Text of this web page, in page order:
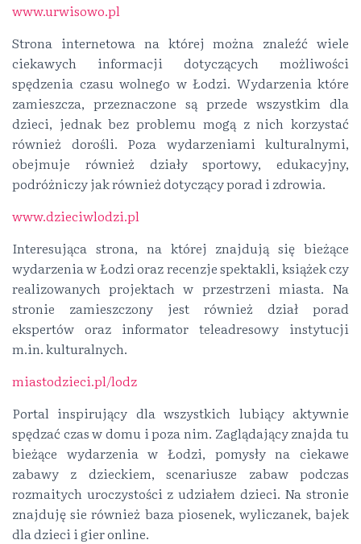
www.urwisowo.pl
Strona internetowa na której można znaleźć wiele
ciekawych informacji dotyczących możliwości
spędzenia czasu wolnego w Łodzi. Wydarzenia które
zamieszcza, przeznaczone są przede wszystkim dla
dzieci, jednak bez problemu mogą z nich korzystać
również dorośli. Poza wydarzeniami kulturalnymi,
obejmuje również działy sportowy, edukacyjny,
podróżniczy jak również dotyczący porad i zdrowia.
www.dzieciwlodzi.pl
Interesująca strona, na której znajdują się bieżące
wydarzenia w Łodzi oraz recenzje spektakli, książek czy
realizowanych projektach w przestrzeni miasta. Na
stronie zamieszczony jest również dział porad
ekspertów oraz informator teleadresowy instytucji
m.in. kulturalnych.
miastodzieci.pl/lodz
Portal inspirujący dla wszystkich lubiący aktywnie
spędzać czas w domu i poza nim. Zaglądający znajda tu
bieżące wydarzenia w Łodzi, pomysły na ciekawe
zabawy z dzieckiem, scenariusze zabaw podczas
rozmaitych uroczystości z udziałem dzieci. Na stronie
znajduję sie również baza piosenek, wyliczanek, bajek
dla dzieci i gier online.